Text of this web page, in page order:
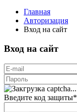
Главная
Авторизация
Вход на сайт
Вход на сайт
Введите код защиты*